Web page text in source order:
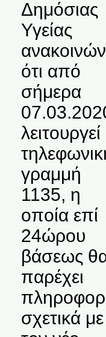
Δημόσιας
Υγείας
ότι από
σήμερα
λειτουργεί
γραμμή
1135, η
οποία επί
24ώρου
βάσεως
παρέχει
σχετικά με